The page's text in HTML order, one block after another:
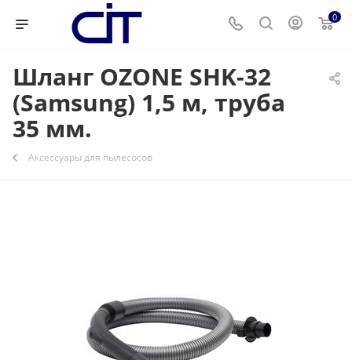
0
Шланг OZONE SHK-32
(Samsung) 1,5 м, труба
35 мм.
Аксессуары для пылесосов